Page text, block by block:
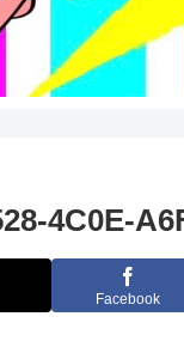
4C0E-
Facebook